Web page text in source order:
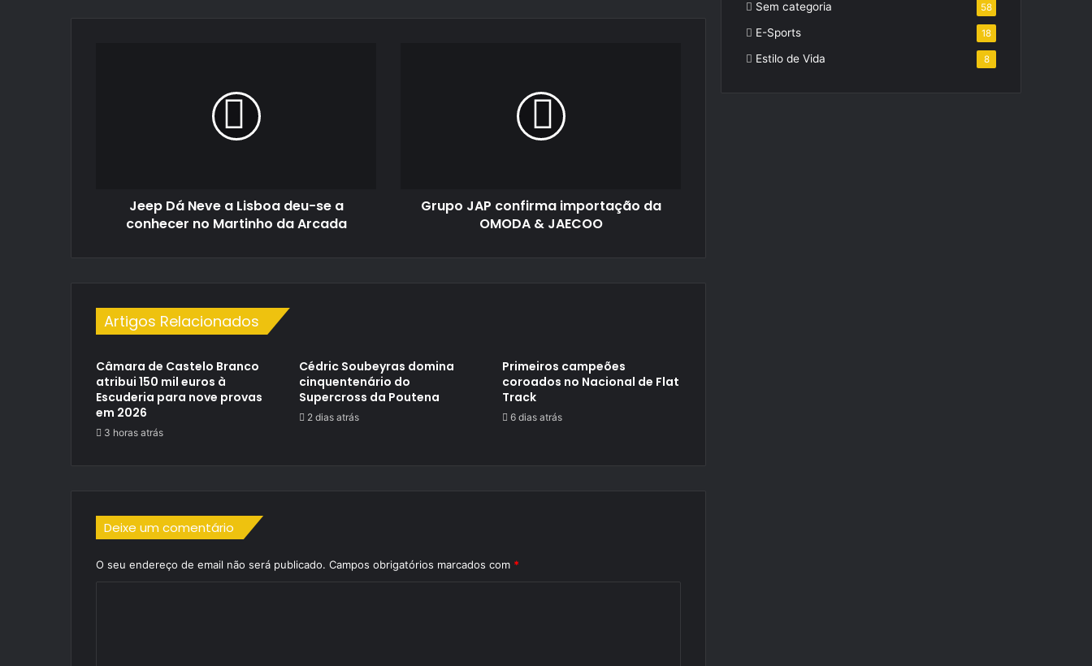
Martinho
Jeep Dá Neve a Lisboa deu-se a
conhecer no Martinho da Arcada
Grupo JAP confirma importação da
OMODA & JAECOO
Artigos Relacionados
Câmara de Castelo Branco
atribui 150 mil euros à
Escuderia para nove provas
em 2026
3 horas atrás
Cédric Soubeyras domina
cinquentenário do
Supercross da Poutena
2 dias atrás
Primeiros campeões
coroados no Nacional de Flat
Track
6 dias atrás
Deixe um comentário
O seu endereço de email não será publicado. Campos obrigatórios marcados com *
Sem categoria 58
E-Sports 18
Estilo de Vida 8